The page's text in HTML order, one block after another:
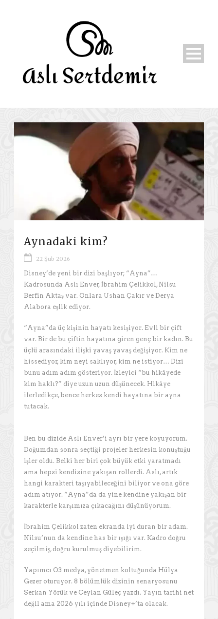
Aynadaki kim?
22 Şub 2026
Disney’de yeni bir dizi başlıyor; “Ayna”…
Kadrosunda Aslı Enver, İbrahim Çelikkol, Nilsu
Berfin Aktaş var. Onlara Ushan Çakır ve Derya
Alabora eşlik ediyor.
“Ayna”da üç kişinin hayatı kesişiyor. Evli bir çift
var. Bir de bu çiftin hayatına giren genç bir kadın. Bu
üçlü arasındaki ilişki yavaş yavaş değişiyor. Kim ne
hissediyor, kim neyi saklıyor, kim ne istiyor… Dizi
bunu adım adım gösteriyor. İzleyici “bu hikâyede
kim haklı?” diye uzun uzun düşünecek. Hikâye
ilerledikçe, bence herkes kendi hayatına bir ayna
tutacak.
Ben bu dizide Aslı Enver’i ayrı bir yere koyuyorum.
Doğumdan sonra seçtiği projeler herkesin konuştuğu
işler oldu. Belki her biri çok büyük etki yaratmadı
ama hepsi kendisine yakışan rollerdi. Aslı, artık
hangi karakteri taşıyabileceğini biliyor ve ona göre
adım atıyor. “Ayna”da da yine kendine yakışan bir
karakterle karşımıza çıkacağını düşünüyorum.
İbrahim Çelikkol zaten ekranda iyi duran bir adam.
Nilsu’nun da kendine has bir ışığı var. Kadro doğru
seçilmiş, doğru kurulmuş diyebilirim.
Yapımcı O3 medya, yönetmen koltuğunda Hülya
Gezer oturuyor. 8 bölümlük dizinin senaryosunu
Serkan Yörük ve Ceylan Güleç yazdı. Yayın tarihi net
değil ama 2026 yılı içinde Disney+’ta olacak.